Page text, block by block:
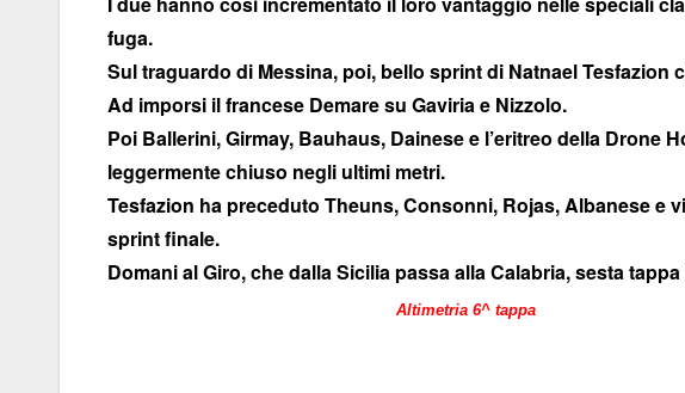
fuga.
Sul traguardo di Messina, poi, bello sprint di Natnael Tesfazion
Ad imporsi il francese Demare su Gaviria e Nizzolo.
Poi Ballerini, Girmay, Bauhaus, Dainese e l’eritreo della Drone
leggermente chiuso negli ultimi metri.
Tesfazion ha preceduto Theuns, Consonni, Rojas, Albanese e
sprint finale.
Domani al Giro, che dalla Sicilia passa alla Calabria, sesta
Altimetria 6^ tappa